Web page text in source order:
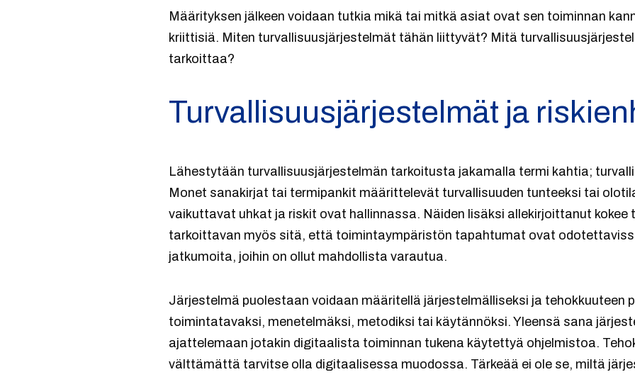
Määrityksen jälkeen voidaan tutkia mikä tai mitkä asiat ovat sen toiminnan
kriittisiä. Miten turvallisuusjärjestelmät tähän liittyvät? Mitä
tarkoittaa?
Turvallisuusjärjestelmät ja
Lähestytään turvallisuusjärjestelmän tarkoitusta jakamalla termi kahtia;
Monet sanakirjat tai termipankit määrittelevät turvallisuuden tunteeksi tai
vaikuttavat uhkat ja riskit ovat hallinnassa. Näiden lisäksi allekirjoittanut kokee
tarkoittavan myös sitä, että toimintaympäristön tapahtumat ovat
jatkumoita, joihin on ollut mahdollista varautua.
Järjestelmä puolestaan voidaan määritellä järjestelmälliseksi ja tehokkuuteen
toimintatavaksi, menetelmäksi, metodiksi tai käytännöksi. Yleensä sana
ajattelemaan jotakin digitaalista toiminnan tukena käytettyä ohjelmistoa.
välttämättä tarvitse olla digitaalisessa muodossa. Tärkeää ei ole se, miltä